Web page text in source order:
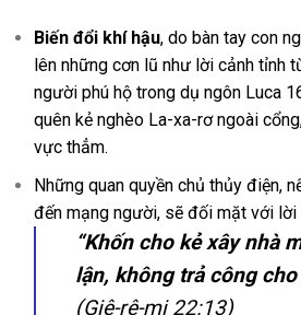
Biến đổi khí hậu, do bàn tay con
lên những cơn lũ như lời cảnh tỉnh
người phú hộ trong dụ ngôn Luca
quên kẻ nghèo La-xa-rơ ngoài
vực thẳm.
Những quan quyền chủ thủy điện,
đến mạng người, sẽ đối mặt với lời
“Khốn cho kẻ xây nhà
lận, không trả công
(Giê-rê-mi 22:13)